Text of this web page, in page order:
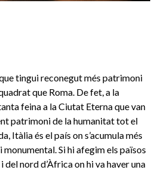
tingui reconegut més patrimoni
que Roma. De fet, a la
feina a la Ciutat Eterna que van
patrimoni de la humanitat tot el
Itàlia és el país on s’acumula més
Si hi afegim els països
nord d’Àfrica on hi va haver una